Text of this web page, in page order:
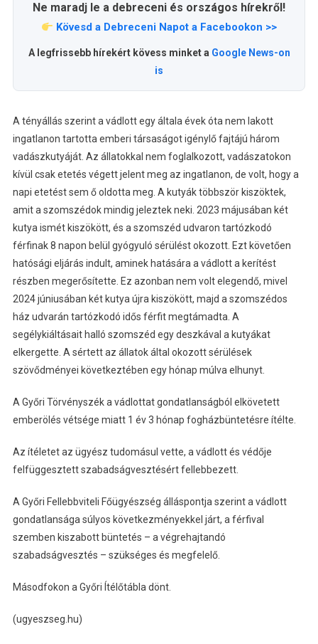
Ne maradj le a debreceni és országos hírekről!
Kövesd a Debreceni Napot a Facebookon >>
A legfrissebb hírekért kövess minket a Google News-on
is
A tényállás szerint a vádlott egy általa évek óta nem lakott
ingatlanon tartotta emberi társaságot igénylő fajtájú három
vadászkutyáját. Az állatokkal nem foglalkozott, vadászatokon
kívül csak etetés végett jelent meg az ingatlanon, de volt, hogy a
napi etetést sem ő oldotta meg. A kutyák többször kiszöktek,
amit a szomszédok mindig jeleztek neki. 2023 májusában két
kutya ismét kiszökött, és a szomszéd udvaron tartózkodó
férfinak 8 napon belül gyógyuló sérülést okozott. Ezt követően
hatósági eljárás indult, aminek hatására a vádlott a kerítést
részben megerősítette. Ez azonban nem volt elegendő, mivel
2024 júniusában két kutya újra kiszökött, majd a szomszédos
ház udvarán tartózkodó idős férfit megtámadta. A
segélykiáltásait halló szomszéd egy deszkával a kutyákat
elkergette. A sértett az állatok által okozott sérülések
szövődményei következtében egy hónap múlva elhunyt.
A Győri Törvényszék a vádlottat gondatlanságból elkövetett
emberölés vétsége miatt 1 év 3 hónap fogházbüntetésre ítélte.
Az ítéletet az ügyész tudomásul vette, a vádlott és védője
felfüggesztett szabadságvesztésért fellebbezett.
A Győri Fellebbviteli Főügyészség álláspontja szerint a vádlott
gondatlansága súlyos következményekkel járt, a férfival
szemben kiszabott büntetés – a végrehajtandó
szabadságvesztés – szükséges és megfelelő.
Másodfokon a Győri Ítélőtábla dönt.
(ugyeszseg.hu)